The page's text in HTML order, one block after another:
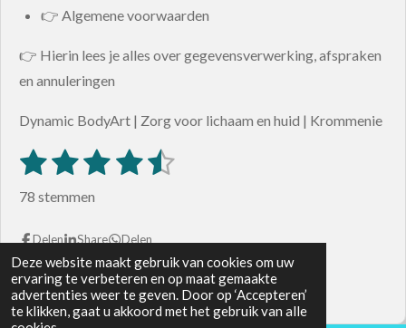
Deze website maakt gebruik van cookies om uw
ervaring te verbeteren en op maat gemaakte
advertenties weer te geven. Door op ‘Accepteren’
te klikken, gaat u akkoord met het gebruik van alle
👉 Algemene voorwaarden
👉 Hierin lees je alles over gegevensverwerking, afspraken
en annuleringen
Dynamic BodyArt | Zorg voor lichaam en huid | Krommenie
R
n
g
:
1
s
e
r
2
s
e
r
r
3
s
e
r
r
4
e
r
r
5
e
r
r
S
e
n
78 stemmen
Delen Share Delen
© 2024 - 2026 Dynamic Bodyart
Powered byJouwWeb